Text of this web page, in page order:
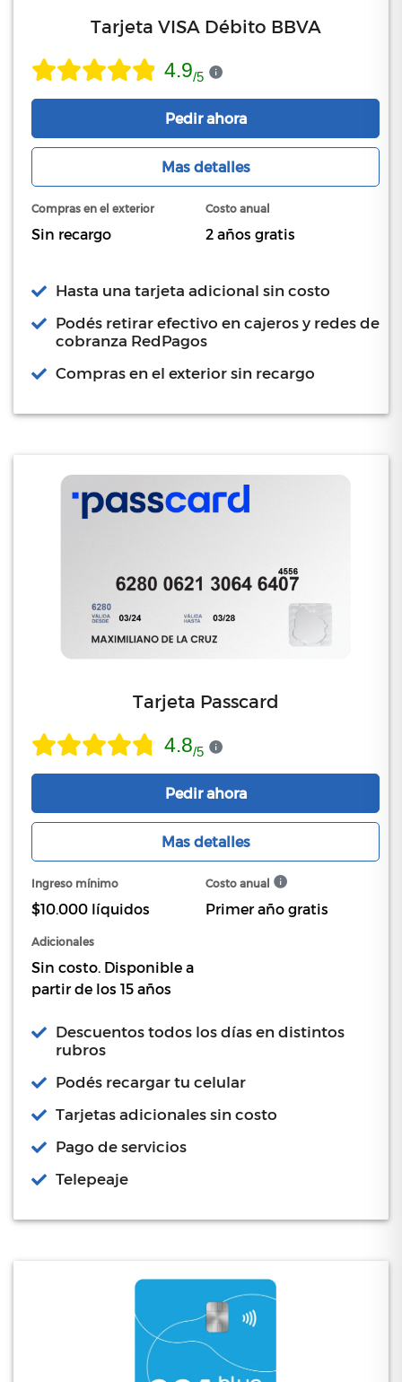
Tarjeta VISA Débito BBVA
4.9/5
Pedir ahora
Mas detalles
Compras en el exterior
Sin recargo
Costo anual
2 años gratis
Hasta una tarjeta adicional sin costo
Podés retirar efectivo en cajeros y redes de
cobranza RedPagos
Compras en el exterior sin recargo
Tarjeta Passcard
4.8/5
Pedir ahora
Mas detalles
Ingreso mínimo
$10.000 líquidos
Costo anual
Primer año gratis
Adicionales
Sin costo. Disponible a
partir de los 15 años
Descuentos todos los días en distintos
rubros
Podés recargar tu celular
Tarjetas adicionales sin costo
Pago de servicios
Telepeaje